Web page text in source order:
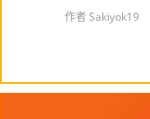
作者 Sakiyok19